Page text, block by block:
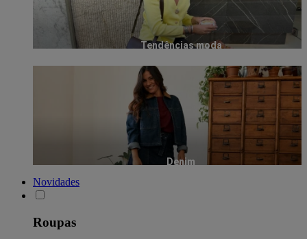
Tendências moda
Denim
Novidades
Roupas